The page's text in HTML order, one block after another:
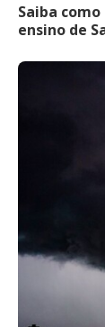
Saiba
ensino de